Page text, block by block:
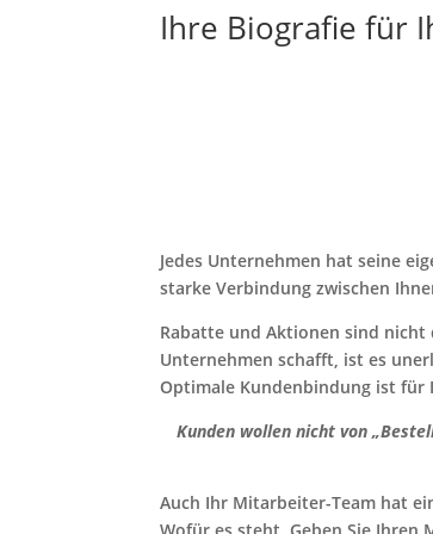
Ihre Biografie für
Jedes Unternehmen hat seine
starke Verbindung zwischen
Rabatte und Aktionen sind nicht
Unternehmen schafft, ist es
Optimale Kundenbindung ist für
Kunden wollen nicht von
Auch Ihr Mitarbeiter-Team hat